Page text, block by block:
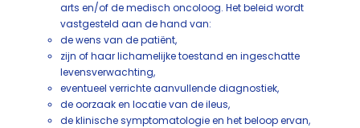
arts en/of de medisch oncoloog. Het beleid wordt
vastgesteld aan de hand van:
de wens van de patiënt,
zijn of haar lichamelijke toestand en ingeschatte
levensverwachting,
eventueel verrichte aanvullende diagnostiek,
de oorzaak en locatie van de ileus,
de klinische symptomatologie en het beloop ervan,